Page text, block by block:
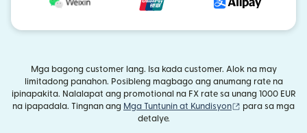
Mga bagong customer lang. Isa kada customer. Alok na may
limitadong panahon. Posibleng magbago ang anumang rate na
ipinapakita. Nalalapat ang promotional na FX rate sa unang 1000 EUR
na ipapadala. Tingnan ang Mga Tuntunin at Kundisyon (bubukas sa
para sa mga
detalye.